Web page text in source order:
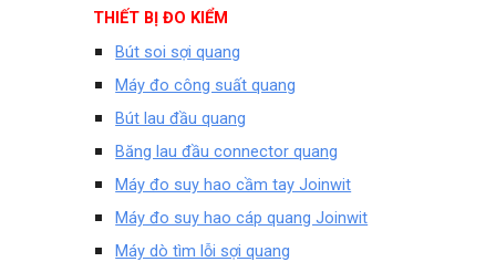
THIẾT BỊ ĐO KIỂM
Bút soi sợi quang
Máy đo công suất quang
Bút lau đầu quang
Băng lau đầu connector quang
Máy đo suy hao cầm tay Joinwit
Máy đo suy hao cáp quang Joinwit
Máy dò tìm lỗi sợi quang